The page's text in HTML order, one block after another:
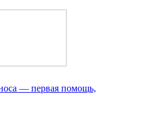
— первая помощь,